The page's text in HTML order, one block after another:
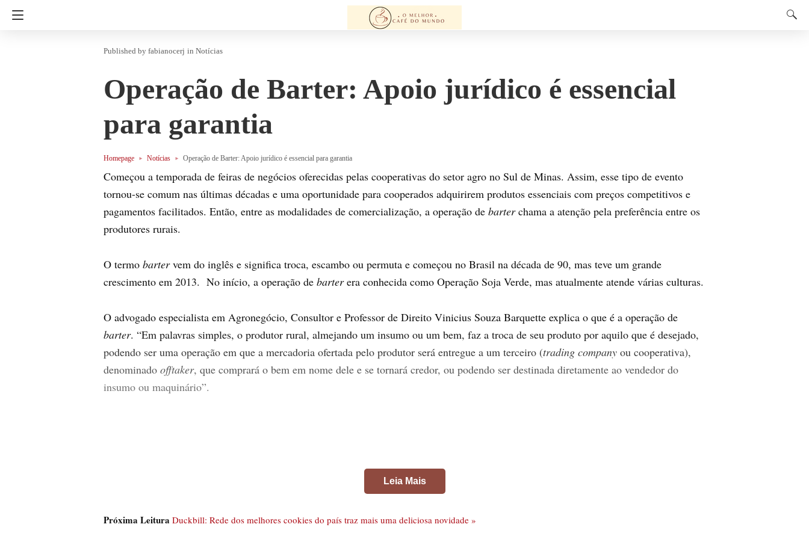
fabianocerj in Notícias
Operação de Barter: Apoio jurídico é essencial
para garantia
Homepage Notícias Operação de Barter: Apoio jurídico é essencial para garantia
Começou a temporada de feiras de negócios oferecidas pelas cooperativas do setor agro no Sul de Minas. Assim, esse tipo de evento
tornou-se comum nas últimas décadas e uma oportunidade para cooperados adquirirem produtos essenciais com preços competitivos e
pagamentos facilitados. Então, entre as modalidades de comercialização, a operação de barterchama a atenção pela preferência entre os
produtores rurais.
O termo bartervem do inglês e significa troca, escambo ou permuta e começou no Brasil na década de 90, mas teve um grande
crescimento em 2013. No início, a operação de barterera conhecida como Operação Soja Verde, mas atualmente atende várias culturas.
O advogado especialista em Agronegócio, Consultor e Professor de Direito Vinicius Souza Barquette explica o que é a operação de
barter. “Em palavras simples, o produtor rural, almejando um insumo ou um bem, faz a troca de seu produto por aquilo que é desejado,
podendo ser uma operação em que a mercadoria ofertada pelo produtor será entregue a um terceiro (trading company ou cooperativa),
denominado offtaker, que comprará o bem em nome dele e se tornará credor, ou podendo ser destinada diretamente ao vendedor do
insumo ou maquinário”.
Leia Mais
Próxima Leitura Duckbill: Rede dos melhores cookies do país traz mais uma deliciosa novidade »